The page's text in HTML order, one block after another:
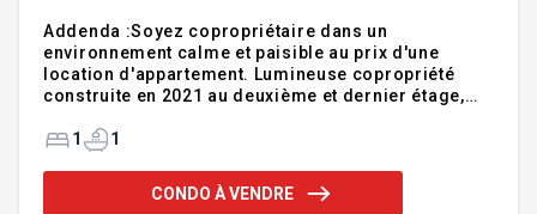
Addenda :Soyez copropriétaire dans un
environnement calme et paisible au prix d'une
location d'appartement. Lumineuse copropriété
construite en 2021 au deuxième et dernier étage,
grandes fenêtres illuminent les pièces. Le salon et
armoires jusqu'au plafond et comptoir de quartz
est très fonctionnelle. Vous pourrez aussi profiter
1 1
CONDO À VENDRE